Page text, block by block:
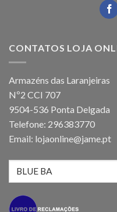
CONTATOS LOJA
Armazéns das Laranjeiras
Nº2 CCI 707
9504-536 Ponta Delgada
Telefone: 296383770
Email: lojaonline@jame.pt